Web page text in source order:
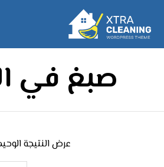
صبغ في
عرض النتيجة